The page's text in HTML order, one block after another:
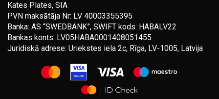
Kates Plates, SIA
PVN maksātāja Nr: LV 40003355395
Banka: AS “SWEDBANK”, SWIFT kods: HABALV22
Bankas konts: LV05HABA0001408051455
Juridiskā adrese: Uriekstes iela 2c, Rīga, LV-1005, Latvija